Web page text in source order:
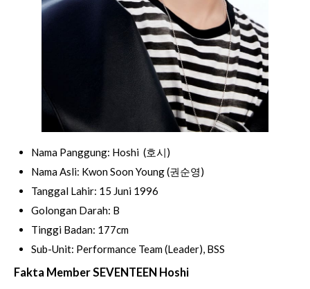
Nama Panggung: Hoshi (호시)
Nama Asli: Kwon Soon Young (권순영)
Tanggal Lahir: 15 Juni 1996
Golongan Darah: B
Tinggi Badan: 177cm
Sub-Unit: Performance Team (Leader), BSS
Fakta Member SEVENTEEN Hoshi